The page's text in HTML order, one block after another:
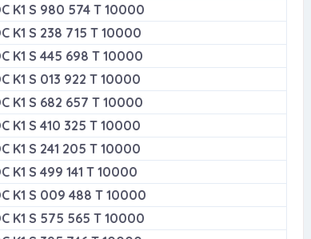
K1 S 980 574 T 10000
K1 S 238 715 T 10000
K1 S 445 698 T 10000
K1 S 013 922 T 10000
K1 S 682 657 T 10000
K1 S 410 325 T 10000
K1 S 241 205 T 10000
K1 S 499 141 T 10000
K1 S 009 488 T 10000
K1 S 575 565 T 10000